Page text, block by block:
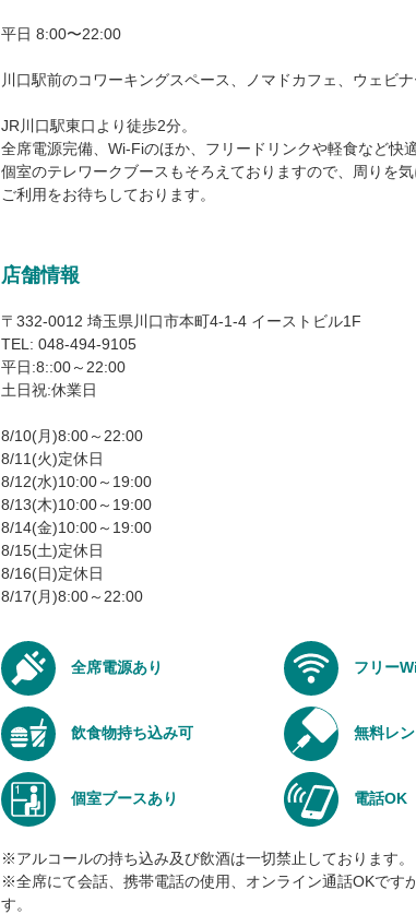
平日 8:00〜22:00
川口駅前のコワーキングスペース、ノマドカフェ、ウェビ
JR川口駅東口より徒歩2分。
全席電源完備、Wi-Fiのほか、フリードリンクや軽食など快
個室のテレワークブースもそろえておりますので、周りを
ご利用をお待ちしております。
店舗情報
〒332-0012 埼玉県川口市本町4-1-4 イーストビル1F
TEL: 048-494-9105
平日:8::00～22:00
土日祝:休業日
8/10(月)8:00～22:00
8/11(火)定休日
8/12(水)10:00～19:00
8/13(木)10:00～19:00
8/14(金)10:00～19:00
8/15(土)定休日
8/16(日)定休日
8/17(月)8:00～22:00
全席電源あり フリー
飲食物持ち込み可 無料レ
個室ブースあり 電話OK
※アルコールの持ち込み及び飲酒は一切禁止しております。
※全席にて会話、携帯電話の使用、オンライン通話OKです
す。